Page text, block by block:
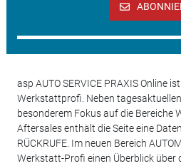
asp AUTO SERVICE PRAXIS Online
Werkstattprofi. Neben
besonderem Fokus auf die Bereiche
Aftersales enthält die Seite eine
RÜCKRUFE. Im neuen Bereich
Werkstatt-Profi einen Überblick